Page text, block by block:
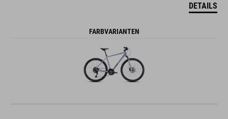
DETAILS
FARBVARIANTEN